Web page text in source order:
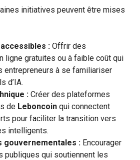
initiatives peuvent être mises
: Offrir des
ligne gratuites ou à faible coût qui
entrepreneurs à se familiariser
d’IA.
: Créer des plateformes
de Leboncoin qui connectent
pour faciliter la transition vers
intelligents.
gouvernementales : Encourager
publiques qui soutiennent les